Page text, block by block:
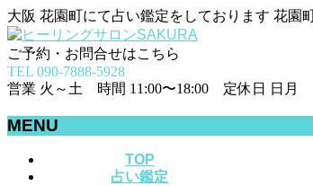
大阪 花園町にて占い鑑定をしております 花
ご予約・お問合せはこちら
TEL 090-7888-5928
営業 火～土 時間 11:00〜18:00 定休日 日月
MENU
TOP
占い鑑定